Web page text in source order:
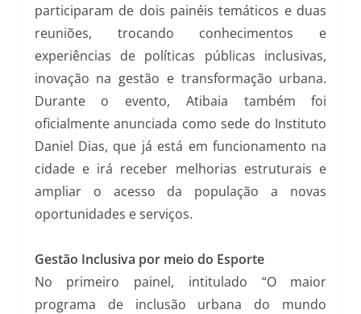
participaram de dois painéis temáticos e duas
reuniões, trocando conhecimentos e
experiências de políticas públicas inclusivas,
inovação na gestão e transformação urbana.
Durante o evento, Atibaia também foi
oficialmente anunciada como sede do Instituto
Daniel Dias, que já está em funcionamento na
cidade e irá receber melhorias estruturais e
ampliar o acesso da população a novas
oportunidades e serviços.
Gestão Inclusiva por meio do Esporte
No primeiro painel, intitulado “O maior
programa de inclusão urbana do mundo